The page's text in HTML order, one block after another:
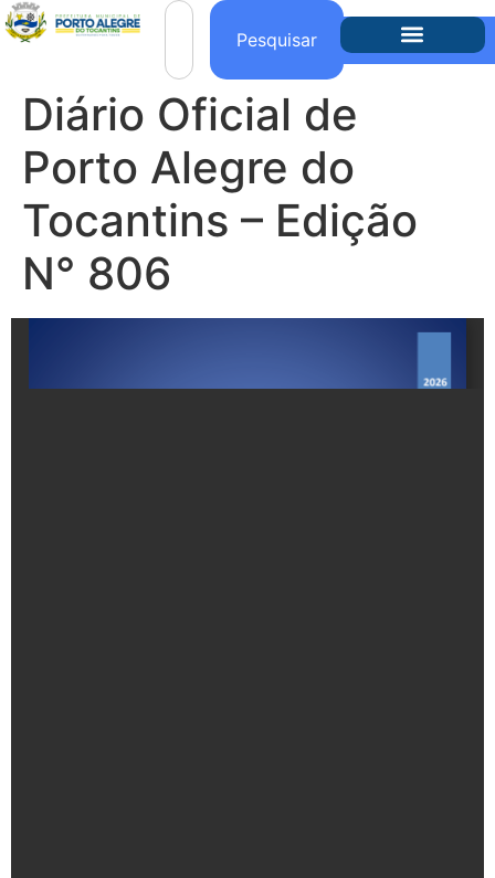
conteúdo
Pesquisar
Diário Oficial de
Porto Alegre do
Tocantins – Edição
N° 806